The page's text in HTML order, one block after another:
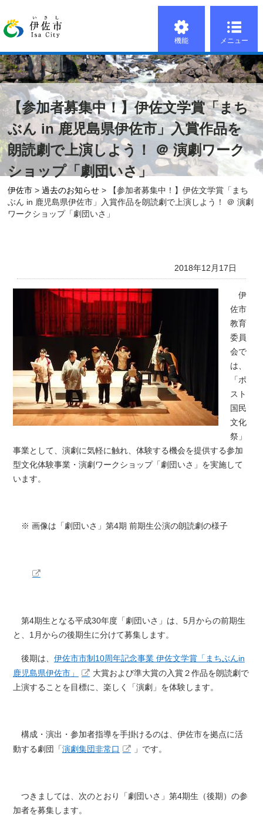
機能 メニュー
【参加者募集中！】伊佐文学賞「まち
ぶん in 鹿児島県伊佐市」入賞作品を
朗読劇で上演しよう！ ＠ 演劇ワーク
ショップ「劇団いさ」
伊佐市 >過去のお知らせ > 【参加者募集中！】伊佐文学賞「まち
ぶん in 鹿児島県伊佐市」入賞作品を朗読劇で上演しよう！ ＠ 演劇
ワークショップ「劇団いさ」
2018年12月17日
伊
佐市
教育
委員
会で
は、
「ポ
スト
国民
文化
祭」
事業として、演劇に気軽に触れ、体験する機会を提供する参加
型文化体験事業・演劇ワークショップ「劇団いさ」を実施して
います。
※ 画像は「劇団いさ」第4期 前期生公演の朗読劇の様子
第4期生となる平成30年度「劇団いさ」は、5月からの前期生
と、1月からの後期生に分けて募集します。
後期は、 伊佐市市制10周年記念事業 伊佐文学賞「まちぶんin
鹿児島県伊佐市」
大賞および準大賞の入賞２作品を朗読劇で
上演することを目標に、楽しく「演劇」を体験します。
構成・演出・参加者指導を手掛けるのは、伊佐市を拠点に活
動する劇団「 演劇集団非常口 」です。
つきましては、次のとおり「劇団いさ」第4期生（後期）の参
加者を募集します。